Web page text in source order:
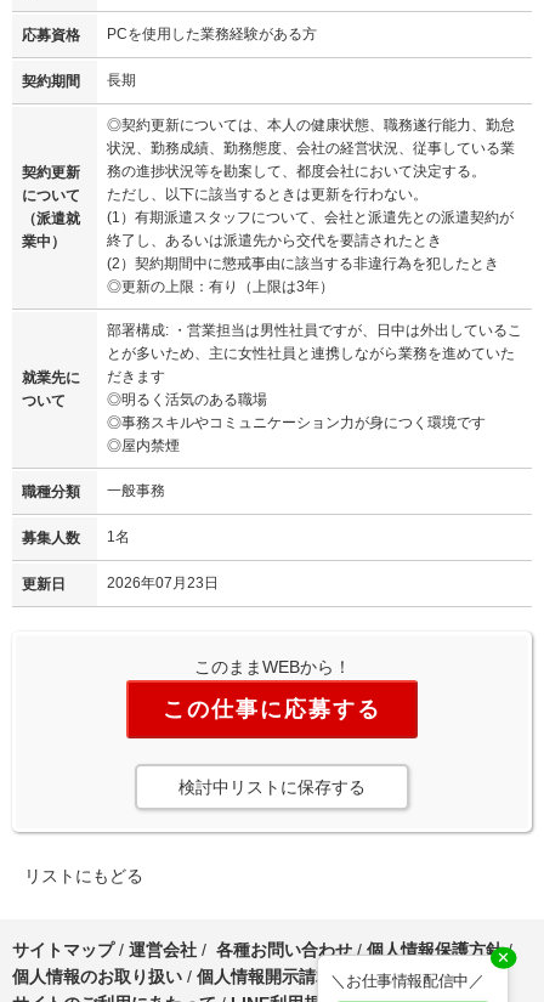
応募資格 PCを使用した業務経験がある方
契約期間 長期
契約更新
について
（派遣就
業中）
◎契約更新については、本人の健康状態、職務遂行能力、勤怠
状況、勤務成績、勤務態度、会社の経営状況、従事している業
務の進捗状況等を勘案して、都度会社において決定する。
ただし、以下に該当するときは更新を行わない。
(1）有期派遣スタッフについて、会社と派遣先との派遣契約が
終了し、あるいは派遣先から交代を要請されたとき
(2）契約期間中に懲戒事由に該当する非違行為を犯したとき
◎更新の上限：有り（上限は3年）
就業先に
ついて
部署構成: ・営業担当は男性社員ですが、日中は外出しているこ
とが多いため、主に女性社員と連携しながら業務を進めていた
だきます
◎明るく活気のある職場
◎事務スキルやコミュニケーション力が身につく環境です
◎屋内禁煙
職種分類 一般事務
募集人数 1名
更新日 2026年07月23日
このままWEBから！
この仕事に応募する
検討中リストに保存する
リストにもどる
サイトマップ/ 運営会社 / 各種お問い合わせ/個人情報保護方針/
個人情報のお取り扱い / 個人情報開示請求について/
✕
＼お仕事情報配信中／